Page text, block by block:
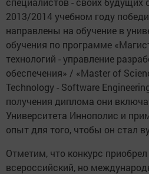
2013/2014 учебном году
направлены на обучение в
обучения по программе
технологий - управление
обеспечения» / «Master of
Technology - Software
получения диплома они
Университета Иннополис и
опыт для того, чтобы он стал
Отметим, что конкурс приобрел
всероссийский, но